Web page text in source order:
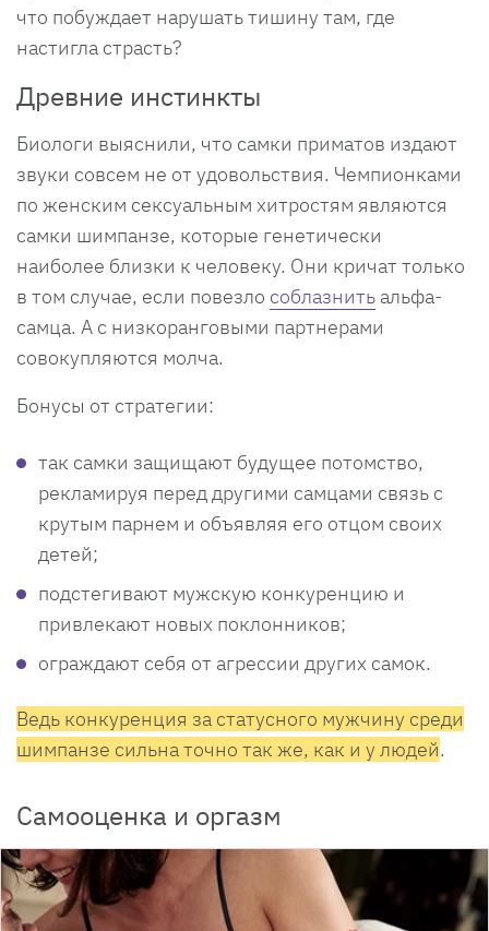
что побуждает нарушать тишину там, где
настигла страсть?
Древние инстинкты
Биологи выяснили, что самки приматов издают
звуки совсем не от удовольствия. Чемпионками
по женским сексуальным хитростям являются
самки шимпанзе, которые генетически
наиболее близки к человеку. Они кричат только
в том случае, если повезло соблазнить альфа-
самца. А с низкоранговыми партнерами
совокупляются молча.
Бонусы от стратегии:
так самки защищают будущее потомство,
рекламируя перед другими самцами связь с
крутым парнем и объявляя его отцом своих
детей;
подстегивают мужскую конкуренцию и
привлекают новых поклонников;
ограждают себя от агрессии других самок.
Ведь конкуренция за статусного мужчину среди
шимпанзе сильна точно так же, как и у людей.
Самооценка и оргазм